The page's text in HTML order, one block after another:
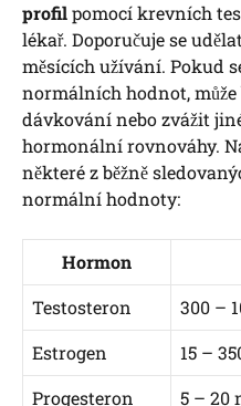
profilpomocí krevních
lékař. Doporučuje se
měsících užívání. Pokud
normálních hodnot,
dávkování nebo zvážit
hormonální rovnováhy.
některé z běžně
normální hodnoty:
Hormon
Testosteron
300 –
Estrogen
15 –
Progesteron
5 – 20